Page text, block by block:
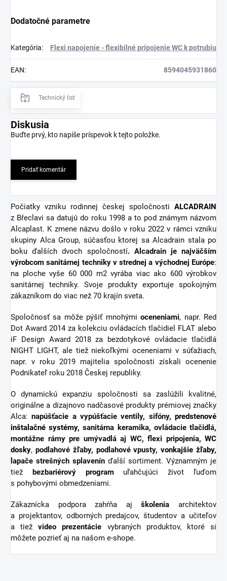
Dodatočné parametre
Kategória: Flexi napojenie - flexibilné pripojenie WC k potrubiu
EAN: 8594045931860
Technický list
Diskusia
Buďte prvý, kto napíše príspevok k tejto položke.
Pridať komentár
Počiatky vzniku rodinnej českej spoločnosti ALCADRAIN
z Břeclavi sa datujú do roku 1998 a to pod známym názvom
Alcaplast. K zmene názvu došlo v roku 2022 v rámci vzniku
skupiny Alca Group, súčasťou ktorej sa Alcadrain stala po
boku ďalších dvoch spoločností. Alcadrain je najväčším
výrobcom sanitárnej techniky v strednej a východnej Európe:
na ploche vyše 60 000 m2 vyrába viac ako 600 výrobkov
sanitárnej techniky. Svoje produkty exportuje spokojným
zákazníkom do viac než 70 krajín sveta.
Spoločnosť sa môže pýšiť mnohýmioceneniami, napr. Red
Dot Award 2014 za kolekciu ovládacích tlačidiel FLAT alebo
iF Design Award 2018 za bezdotykové ovládacie tlačidlá
NIGHT LIGHT, ale tiež niekoľkými oceneniami v súťažiach,
napr. v roku 2019 majitelia spoločnosti získali ocenenie
Podnikateľ roku 2018 Českej republiky.
O dynamickú expanziu spoločnosti sa zaslúžili kvalitné,
originálne a dizajnovo nadčasové produkty prémiovej značky
Alca:napúšťacie a vypúšťacie ventily, sifóny,predstenové
inštalačné systémy, sanitárna keramika, ovládacie tlačidlá,
montážne rámy pre umývadlá aj WC, flexi pripojenia, WC
dosky, podlahové žľaby, podlahové vpusty,vonkajšie žľaby,
lapače strešných splavenín ďalší sortiment. Významným je
tiež
bezbariérový programuľahčujúci život ľuďom
s pohybovými obmedzeniami.
Zákaznícka podpora zahŕňa ajškolenia architektov
a projektantov, odborných predajcov, študentov a učiteľov
a tiežvideo prezentácie vybraných produktov, ktoré si
môžete pozrieť aj na našom e-shope.